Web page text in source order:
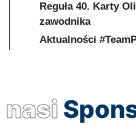
Reguła 40. Karty
zawodnika
Aktualności
nasi